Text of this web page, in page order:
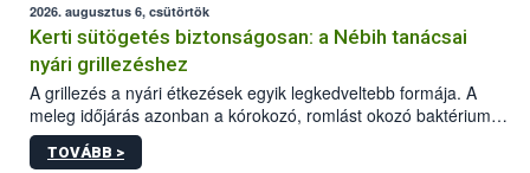
érésű szőlőkben is legyen lehetőség a károsító elleni további
védekezésre. Az Oroganic készítmény kis kiszerelésben kiskerti
felhasználók számára is elérhető és ökológiai termesztésben is
engedélyezett.
2026. augusztus 6, csütörtök
Kerti sütögetés biztonságosan: a Nébih tanácsai
nyári grillezéshez
A grillezés a nyári étkezések egyik legkedveltebb formája. A
meleg időjárás azonban a kórokozó, romlást okozó baktériumok
gyorsabb szaporodásának is kedvez. A szabadtéri sütögetés
ezért nem csupán a megfelelő sütési technikáról szól: legalább
TOVÁBB >